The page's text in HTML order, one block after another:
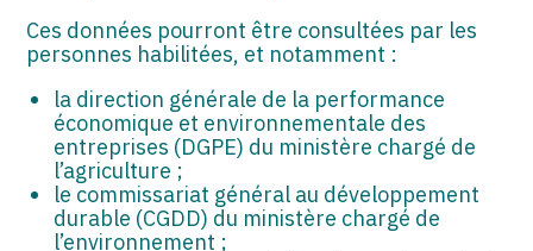
Ces données pourront être consultées par les
personnes habilitées, et notamment :
la direction générale de la performance
économique et environnementale des
entreprises (DGPE) du ministère chargé de
l’agriculture ;
le commissariat général au développement
durable (CGDD) du ministère chargé de
l’environnement ;